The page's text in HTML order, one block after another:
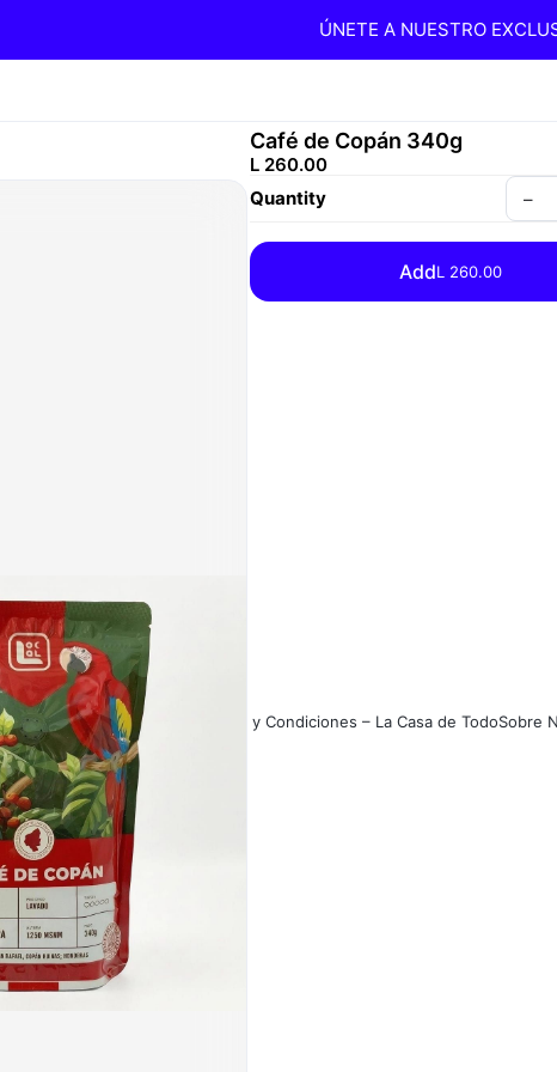
ÚNETE A NUESTRO
Café de Copán 340g
L 260.00
Quantity
–
AddL 260.00
Políticas y Condiciones – La Casa de TodoSobre